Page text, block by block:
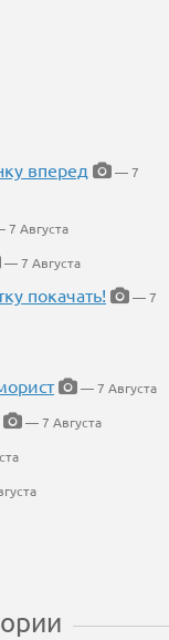
вперед
— 7
7 Августа
— 7 Августа
покачать!
— 7
— 7 Августа
— 7 Августа